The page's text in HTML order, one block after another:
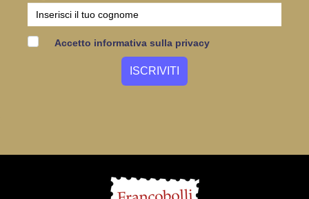
Accetto informativa sulla privacy